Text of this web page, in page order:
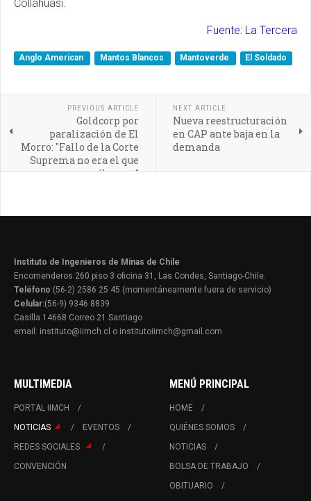
Collahuasi.
Fuente: La Tercera
Anglo American Mantos Blancos Mantoverde El Soldado
PREVIOUS ARTICLE
Goldcorp por
paralización de El
Morro: "Fallo de la Corte
Suprema no era el que
esperábamos"
NEXT ARTICLE
Nueva reestructuración
en CAP ante baja en la
demanda
Instituto de Ingenieros de Minas de Chile
Encomenderos 260 piso 3 oficina 31, Las Condes, Santiago-Chile.
Teléfono:(56-2) 2586 25 45 (momentáneamente fuera de servicio)
Celular:(56-9) 9346 8839
Casilla 14668 Correo 21 Santiago
email: instituto@iimch.cl o institutoiimch@gmail.com
MULTIMEDIA
PORTAL IIMCH
NOTICIAS
EVENTOS
REDES SOCIALES
CONVENCIÓN
MENÚ PRINCIPAL
HOME
QUIÉNES SOMOS
NOTICIAS
BOLSA DE TRABAJO
OBITUARIO